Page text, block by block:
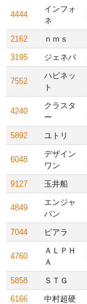
4444
インフォ
ネ
2162 ｎｍｓ
3195
ジェネパ
7552
ハピネッ
ト
4240
クラスタ
ー
5892 ユトリ
6048
デザイン
ワン
9127 玉井船
4849
エンジャ
パン
7044 ピアラ
4760
ＡＬＰＨ
Ａ
5858 ＳＴＧ
6166
中村超硬